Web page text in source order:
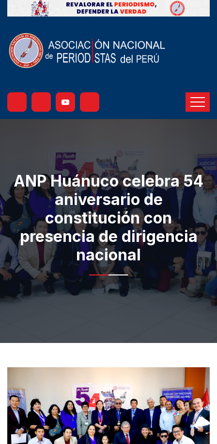
ANP Huánuco celebra 54
aniversario de
constitución con
presencia de dirigencia
nacional